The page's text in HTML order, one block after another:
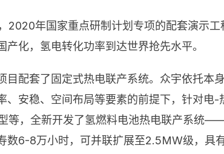
2020年国家重点研制计划专项的配套演示
产化，氢电转化功率到达世界抢先水平。
目配套了固定式热电联产系统。众宇依托本
、安稳、空间布局等要素的前提下，针对
等，全新开发了氢燃料电池热电联产系统
数6-8万小时，可并联扩展至2.5MW级，具